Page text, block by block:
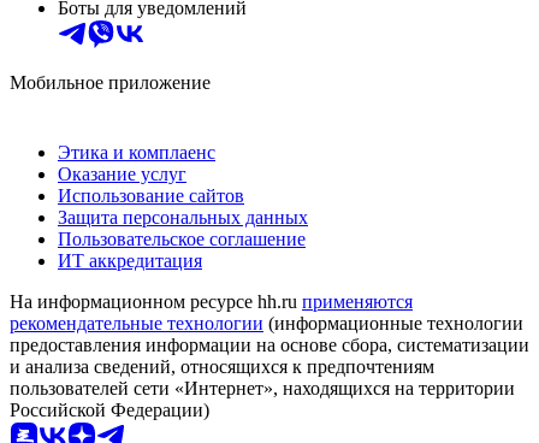
Боты для уведомлений
Мобильное приложение
Этика и комплаенс
Оказание услуг
Использование сайтов
Защита персональных данных
Пользовательское соглашение
ИТ аккредитация
На информационном ресурсе hh.ru применяются
рекомендательные технологии (информационные технологии
предоставления информации на основе сбора, систематизации
и анализа сведений, относящихся к предпочтениям
пользователей сети «Интернет», находящихся на территории
Российской Федерации)